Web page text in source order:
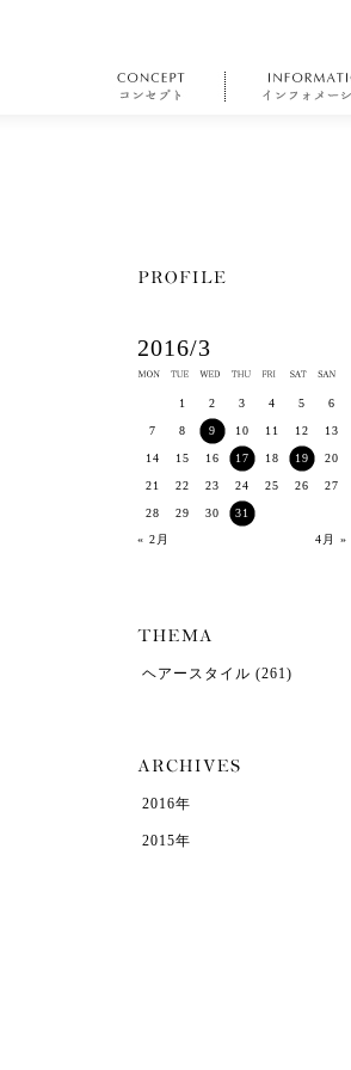
2016/3
« 2月 4月 »
1 2 3 4 5 6
7 8 9 10 11 12 13
14 15 16 17 18 19 20
21 22 23 24 25 26 27
28 29 30 31
ヘアースタイル (261)
2016年
2015年